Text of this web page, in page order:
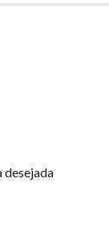
desejada